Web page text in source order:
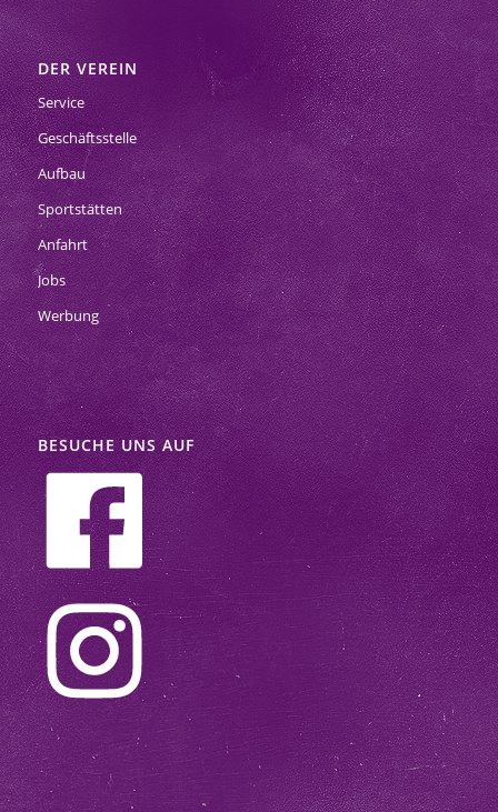
DER VEREIN
Service
Geschäftsstelle
Aufbau
Sportstätten
Anfahrt
Jobs
Werbung
BESUCHE UNS AUF